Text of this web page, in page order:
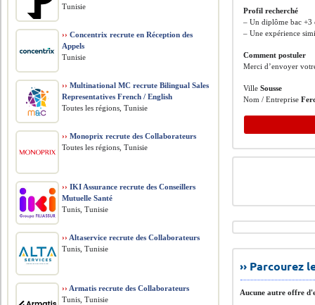
Profil recherché
– Un diplôme bac
– Une expérience
Comment postuler
Merci d’envoyer
VilleSousse
Nom / Entreprise
››
Aucune autre offre
Tunisie
›› Concentrix recrute en Réception des
Appels
Tunisie
›› Multinational MC recrute Bilingual Sales
Representatives French / English
Toutes les régions, Tunisie
›› Monoprix recrute des Collaborateurs
Toutes les régions, Tunisie
›› IKI Assurance recrute des Conseillers
Mutuelle Santé
Tunis, Tunisie
›› Altaservice recrute des Collaborateurs
Tunis, Tunisie
›› Armatis recrute des Collaborateurs
Tunis, Tunisie